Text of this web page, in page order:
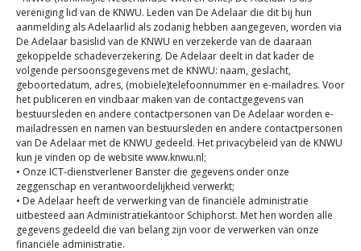
vereniging lid van de KNWU. Leden van De Adelaar die dit bij hun
aanmelding als Adelaarlid als zodanig hebben aangegeven, worden via
De Adelaar basislid van de KNWU en verzekerde van de daaraan
gekoppelde schadeverzekering. De Adelaar deelt in dat kader de
volgende persoonsgegevens met de KNWU: naam, geslacht,
geboortedatum, adres, (mobiele)telefoonnummer en e-mailadres. Voor
het publiceren en vindbaar maken van de contactgegevens van
bestuursleden en andere contactpersonen van De Adelaar worden e-
mailadressen en namen van bestuursleden en andere contactpersonen
van De Adelaar met de KNWU gedeeld. Het privacybeleid van de KNWU
kun je vinden op de website www.knwu.nl;
• Onze ICT-dienstverlener Banster die gegevens onder onze
zeggenschap en verantwoordelijkheid verwerkt;
• De Adelaar heeft de verwerking van de financiële administratie
uitbesteed aan Administratiekantoor Schiphorst. Met hen worden alle
gegevens gedeeld die van belang zijn voor de verwerken van onze
financiële administratie.